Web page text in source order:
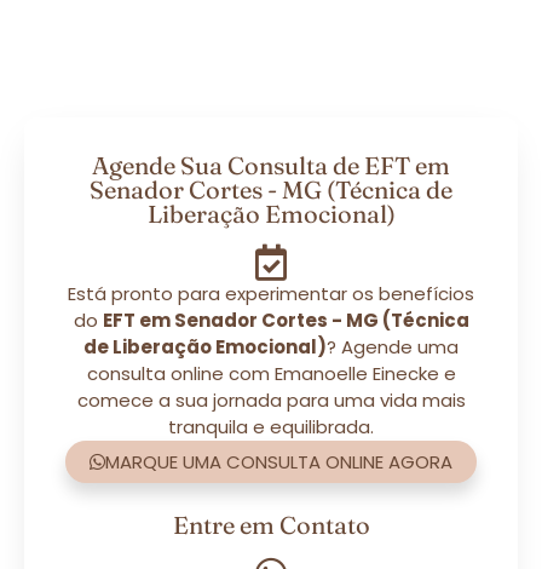
Agende Sua Consulta de EFT em
Senador Cortes - MG (Técnica de
Liberação Emocional)
Está pronto para experimentar os benefícios
do EFT em Senador Cortes - MG (Técnica
de Liberação Emocional)? Agende uma
consulta online com Emanoelle Einecke e
comece a sua jornada para uma vida mais
tranquila e equilibrada.
MARQUE UMA CONSULTA ONLINE AGORA
Entre em Contato